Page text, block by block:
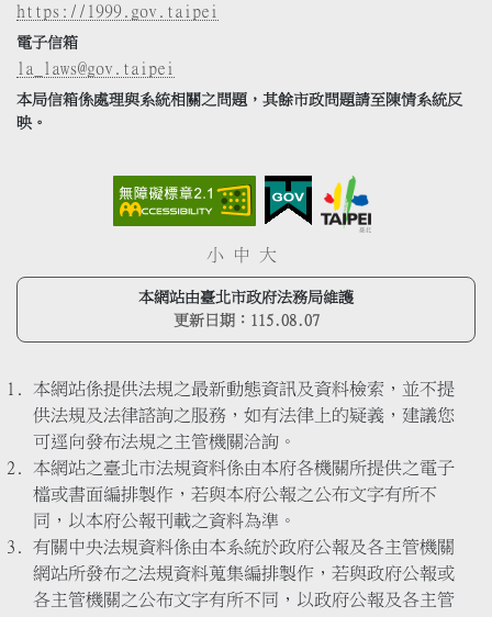
https://1999.gov.taipei
電子信箱
la_laws@gov.taipei
本局信箱係處理與系統相關之問題，其餘市政問題請至陳情系統反
映。
小 中 大
本網站由臺北市政府法務局維護
更新日期： 115.08.07
本網站係提供法規之最新動態資訊及資料檢索，並不提
供法規及法律諮詢之服務，如有法律上的疑義，建議您
可逕向發布法規之主管機關洽詢。
本網站之臺北市法規資料係由本府各機關所提供之電子
檔或書面編排製作，若與本府公報之公布文字有所不
同，以本府公報刊載之資料為準。
有關中央法規資料係由本系統於政府公報及各主管機關
網站所發布之法規資料蒐集編排製作，若與政府公報或
各主管機關之公布文字有所不同，以政府公報及各主管